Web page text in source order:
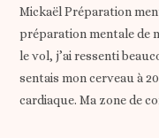
Mickaël Préparation
préparation mentale de
le vol, j’ai ressenti
sentais mon cerveau à
cardiaque. Ma zone de